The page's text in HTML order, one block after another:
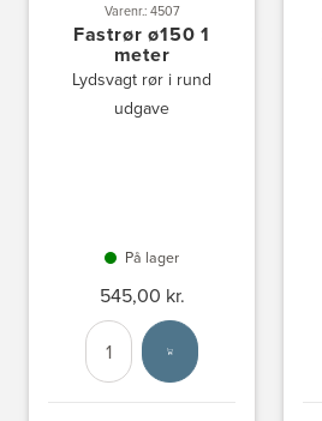
Varenr.: 4507
Fastrør ø150 1
meter
Lydsvagt rør i rund
udgave
På lager
545,00 kr.
Antal
Vælg enhed